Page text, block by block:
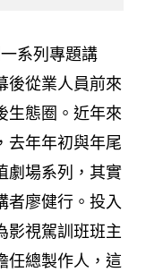
系列專題講
後從業人員前來
生態圈。近年來
去年年初與年尾
劇場系列，其實
者廖健行。投入
影視駕訓班班主
任總製作人，這